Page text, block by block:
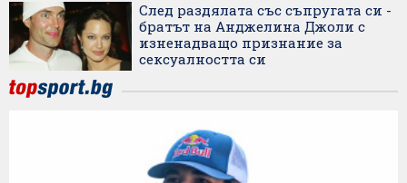
След раздялата със съпругата си -
братът на Анджелина Джоли с
изненадващо признание за
сексуалността си